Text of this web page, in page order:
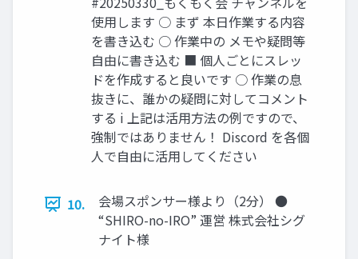
使用します ○ まず 本日作業する内容
を書き込む ○ 作業中の メモや疑問等
自由に書き込む ■ 個人ごとにスレッ
ドを作成すると良いです ○ 作業の息
抜きに、誰かの疑問に対してコメント
する i 上記は活用方法の例ですので、
強制ではありません！ Discord を各個
人で自由に活用してください
10.
会場スポンサー様より（2分） ●
“SHIRO-no-IRO” 運営 株式会社シグ
ナイト様